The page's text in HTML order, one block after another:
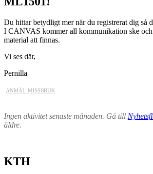
Du hittar betydligt mer när du registrerat dig så
I CANVAS kommer all kommunikation ske
material att finnas.
Vi ses där,
Pernilla
anmäl missbruk
Ingen aktivitet senaste månaden. Gå till
äldre.
KTH